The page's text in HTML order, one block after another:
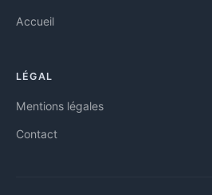
Accueil
LÉGAL
Mentions légales
Contact